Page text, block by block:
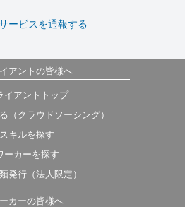
ービスを通報する
アントの皆様へ
イアントトップ
（クラウドソーシング）
スキルを探す
ーカーを探す
発行（法人限定）
カーの皆様へ